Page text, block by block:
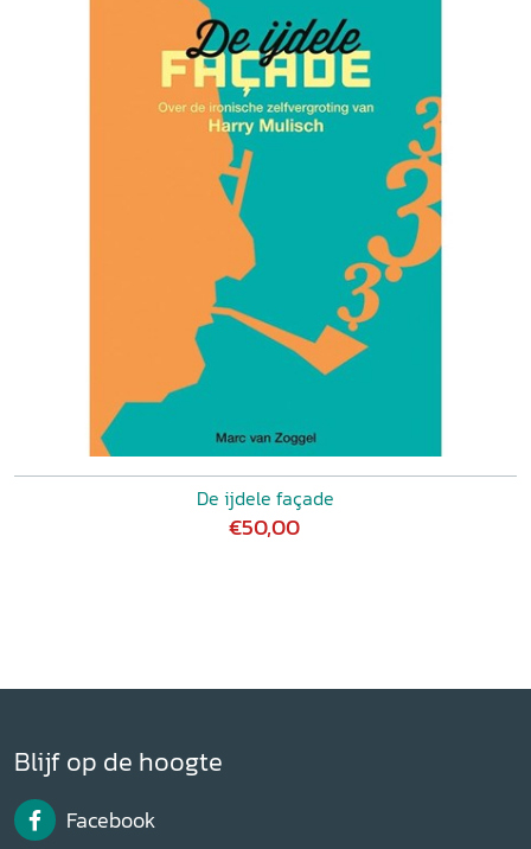
De ijdele façade
€50,00
Blijf op de hoogte
Facebook